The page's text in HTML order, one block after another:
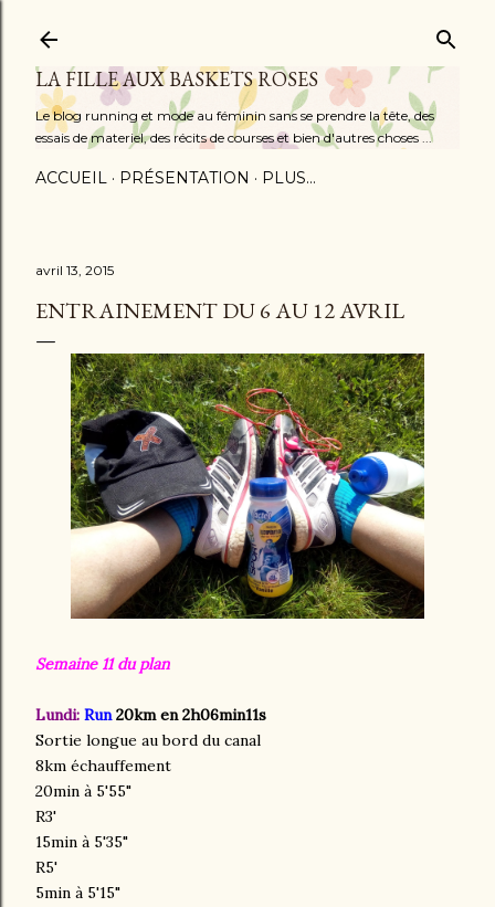
LA FILLE AUX BASKETS ROSES
Le blog running et mode au féminin sans se prendre la tête, des
essais de materiel, des récits de courses et bien d'autres choses ...
ACCUEIL PRÉSENTATION PLUS…
avril 13, 2015
ENTRAINEMENT DU 6 AU 12 AVRIL
Semaine 11 du plan
Lundi: Run20km en 2h06min11s
Sortie longue au bord du canal
8km échauffement
20min à 5'55"
R3'
15min à 5'35"
R5'
5min à 5'15"